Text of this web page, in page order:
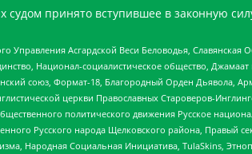
принято вступившее в законную
Асгардской Веси Беловодья,
Национал-социалистическое общество,
союз, Формат-18, Благородный Орден Дьявола,
церкви Православных Староверов-
политического движения Русское
Русского народа Щелковского района, Правый
Народная Социальная Инициатива, TulaSkins,